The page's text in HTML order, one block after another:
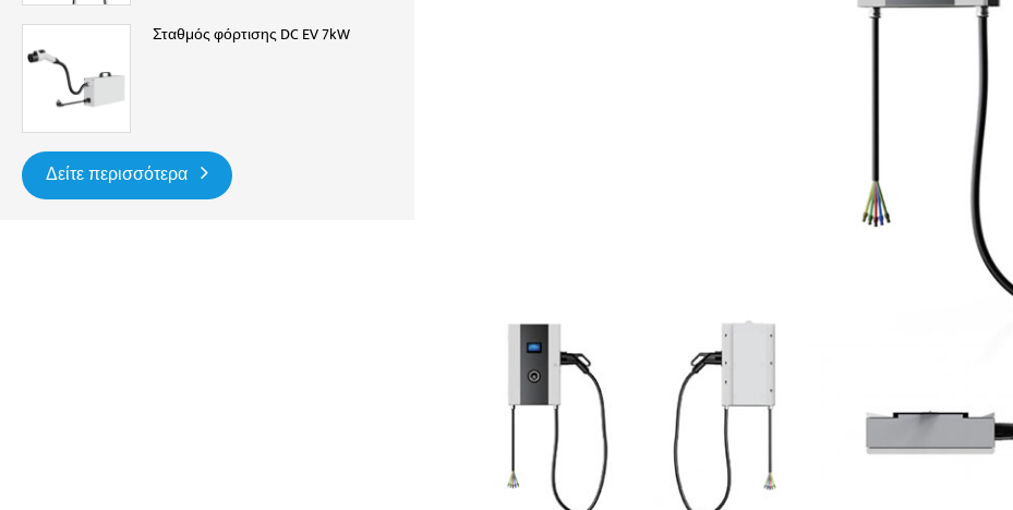
Σταθμός φόρτισης DC EV 7kW
Δείτε περισσότερα